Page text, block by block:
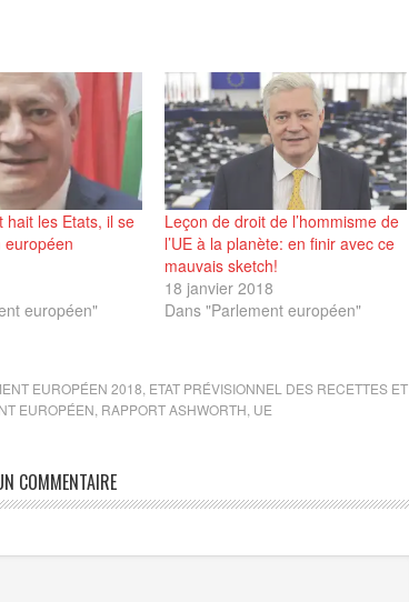
hait les Etats, il se
européen
européen"
Leçon de droit de l’hommisme de
l’UE à la planète: en finir avec ce
mauvais sketch!
18 janvier 2018
Dans "Parlement européen"
EUROPÉEN 2018 ETAT PRÉVISIONNEL DES RECETTES ET
EUROPÉEN RAPPORT ASHWORTH UE
COMMENTAIRE